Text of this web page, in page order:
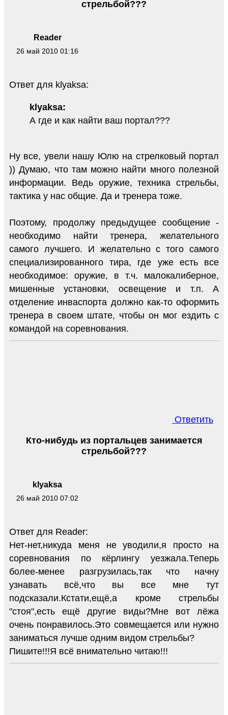
Reader
26 май 2010 01:16
стрельбой???
Ответ для klyaksa:
klyaksa:
А где и как найти ваш портал???
Ну все, увели нашу Юлю на стрелковый портал
)) Думаю, что там можно найти много полезной
информации. Ведь оружие, техника стрельбы,
тактика у нас общие. Да и тренера тоже.
Поэтому, продолжу предыдущее сообщение -
необходимо найти тренера, желательного
самого лучшего. И желательно с того самого
специализированного тира, где уже есть все
необходимое: оружие, в т.ч. малокалиберное,
мишенные установки, освещение и т.п. А
отделение инваспорта должно как-то оформить
тренера в своем штате, чтобы он мог ездить с
командой на соревнования.
Ответить
klyaksa
26 май 2010 07:02
Кто-нибудь из портальцев занимается
стрельбой???
Ответ для Reader:
Нет-нет,никуда меня не уводили,я просто на
соревнования по кёрлингу уезжала.Теперь
более-менее разгрузилась,так что начну
узнавать всё,что вы все мне тут
подсказали.Кстати,ещё,а кроме стрельбы
"стоя",есть ещё другие виды?Мне вот лёжа
очень понравилось.Это совмещается или нужно
заниматься лучше одним видом стрельбы?
Пишите!!!Я всё внимательно читаю!!!